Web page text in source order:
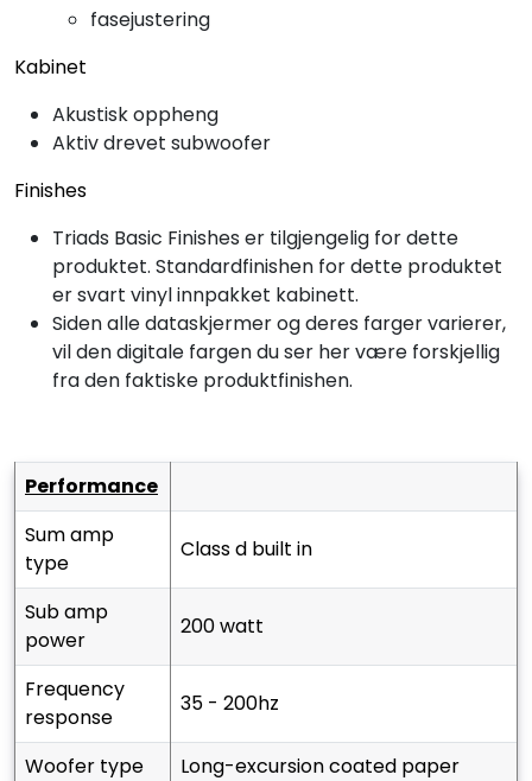
fasejustering
Kabinet
Akustisk oppheng
Aktiv drevet subwoofer
Finishes
Triads Basic Finishes er tilgjengelig for dette
produktet. Standardfinishen for dette produktet
er svart vinyl innpakket kabinett.
Siden alle dataskjermer og deres farger varierer,
vil den digitale fargen du ser her være forskjellig
fra den faktiske produktfinishen.
performance
sum amp
type
class d built in
sub amp
power
200 watt
frequency
response
35 - 200hz
woofer type
long-excursion coated paper